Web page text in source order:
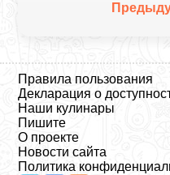
Правила пользования
Декларация о
Наши кулинары
Пишите
О проекте
Новости сайта
Политика